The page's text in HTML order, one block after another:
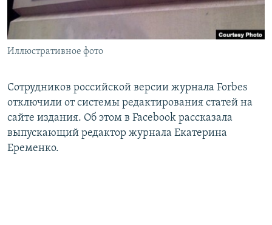
Հայերեն
English
Все сайты Радио Азатутюн
Иллюстративное фото
Сотрудников российской версии журнала Forbes
отключили от системы редактирования статей на
сайте издания. Об этом в Facebook рассказала
выпускающий редактор журнала Екатерина
Еременко.